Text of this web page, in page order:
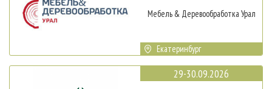
Мебель & Деревообработка Урал
Екатеринбург
29-30.09.2026